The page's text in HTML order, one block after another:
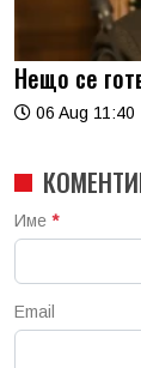
Нещо се
06 Aug 11:40
Име *
Email